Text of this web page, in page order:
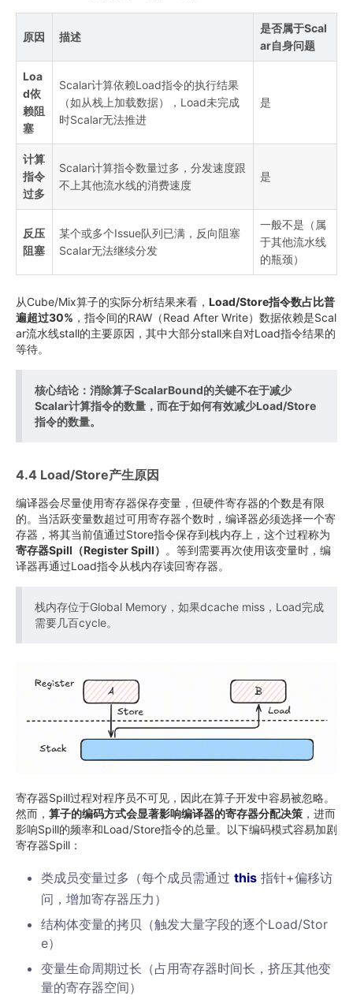
原因 描述
是否属于Scal
ar自身问题
Loa
d依
赖阻
塞
Scalar计算依赖Load指令的执行结果
（如从栈上加载数据），Load未完成
时Scalar无法推进
是
计算
指令
过多
Scalar计算指令数量过多，分发速度跟
不上其他流水线的消费速度
是
反压
阻塞
某个或多个Issue队列已满，反向阻塞
Scalar无法继续分发
一般不是（属
于其他流水线
的瓶颈）
从Cube/Mix算子的实际分析结果来看， Load/Store指令数占比普
遍超过30% ，指令间的RAW（Read After Write）数据依赖是Scal
ar流水线stall的主要原因，其中大部分stall来自对Load指令结果的
等待。
核心结论：消除算子ScalarBound的关键不在于减少
Scalar计算指令的数量，而在于如何有效减少Load/Store
指令的数量。
4.4 Load/Store产生原因
编译器会尽量使用寄存器保存变量，但硬件寄存器的个数是有限
的。当活跃变量数超过可用寄存器个数时，编译器必须选择一个寄
存器，将其当前值通过Store指令保存到栈内存上，这个过程称为
寄存器Spill（Register Spill） 。等到需要再次使用该变量时，编
译器再通过Load指令从栈内存读回寄存器。
栈内存位于Global Memory，如果dcache miss，Load完成
需要几百cycle。
寄存器Spill过程对程序员不可见，因此在算子开发中容易被忽略。
然而， 算子的编码方式会显著影响编译器的寄存器分配决策 ，进而
影响Spill的频率和Load/Store指令的总量。以下编码模式容易加剧
寄存器Spill：
类成员变量过多（每个成员需通过 this 指针+偏移访
问，增加寄存器压力）
结构体变量的拷贝（触发大量字段的逐个Load/Stor
e）
变量生命周期过长（占用寄存器时间长，挤压其他变
量的寄存器空间）